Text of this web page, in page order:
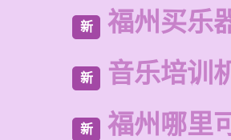
新 福州买乐
新 音乐培训
新 福州哪里